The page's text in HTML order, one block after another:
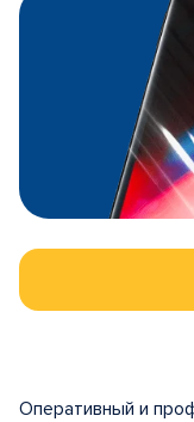
Оперативный и